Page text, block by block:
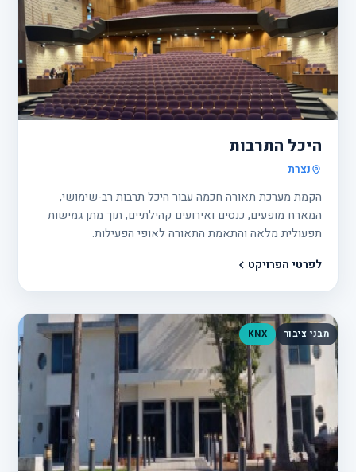
היכל התרבות
נצרת
הקמת מערכת תאורה חכמה עבור היכל תרבות רב-שימושי,
המארח מופעים, כנסים ואירועים קהילתיים, תוך מתן גמישות
תפעולית מלאה והתאמת התאורה לאופי הפעילות.
לפרטי הפרויקט
מבני ציבור KNX